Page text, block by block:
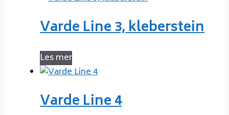
Varde Line 3, kleberstein
Les mer
Varde Line 4